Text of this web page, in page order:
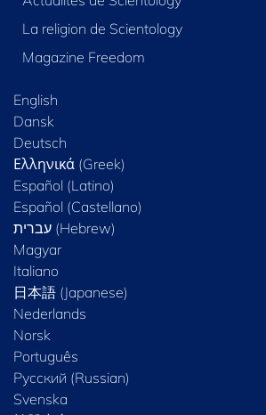
La religion de Scientology
Magazine Freedom
English
Dansk
Deutsch
Ελληνικά (Greek)
Español (Latino)
Español (Castellano)
Magyar
Italiano
日本語 (Japanese)
Nederlands
Norsk
Português
Русский (Russian)
Svenska